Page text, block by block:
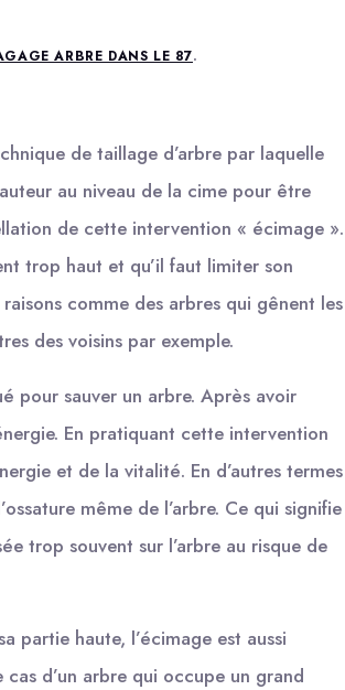
ARBRE DANS LE 87.
de taillage d’arbre par laquelle
au niveau de la cime pour être
de cette intervention « écimage ».
trop haut et qu’il faut limiter son
comme des arbres qui gênent les
des voisins par exemple.
pour sauver un arbre. Après avoir
En pratiquant cette intervention
et de la vitalité. En d’autres termes
même de l’arbre. Ce qui signifie
trop souvent sur l’arbre au risque de
partie haute, l’écimage est aussi
cas d’un arbre qui occupe un grand